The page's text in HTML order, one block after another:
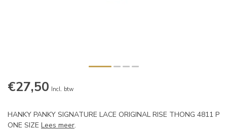
€27,50 Incl. btw
HANKY PANKY SIGNATURE LACE ORIGINAL RISE THONG 4811 P
ONE SIZE Lees meer.